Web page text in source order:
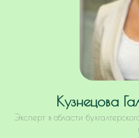
Кузнецова
Эксперт в области